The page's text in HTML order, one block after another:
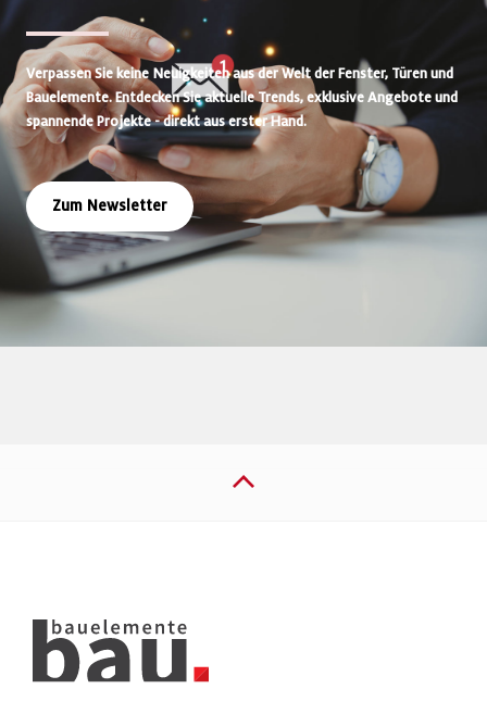
Verpassen Sie keine Neuigkeiten aus der Welt der Fenster, Türen und
Bauelemente. Entdecken Sie aktuelle Trends, exklusive Angebote und
spannende Projekte - direkt aus erster Hand.
Zum Newsletter